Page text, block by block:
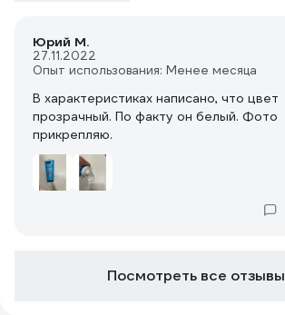
Юрий М.
27.11.2022
Опыт использования: Менее месяца
В характеристиках написано, что цвет
прозрачный. По факту он белый. Фото
прикрепляю.
Посмотреть все отзывы